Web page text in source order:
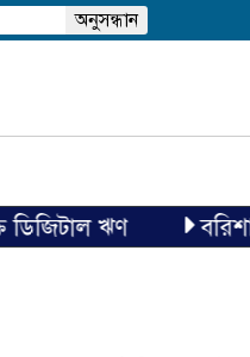
ঋণ বরিশালে